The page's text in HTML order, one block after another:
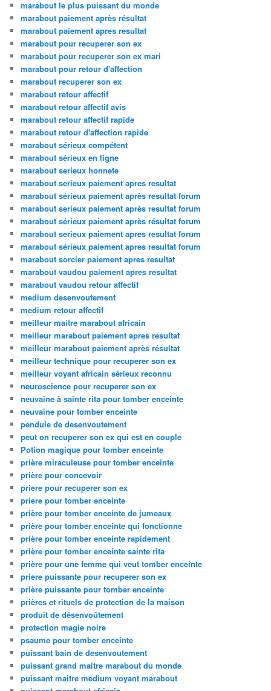
marabout le plus puissant du monde
marabout paiement après résultat
marabout paiement apres resultat
marabout pour recuperer son ex
marabout pour recuperer son ex mari
marabout pour retour d'affection
marabout recuperer son ex
marabout retour affectif
marabout retour affectif avis
marabout retour affectif rapide
marabout retour d'affection rapide
marabout sérieux compétent
marabout sérieux en ligne
marabout serieux honnete
marabout serieux paiement apres resultat
marabout sérieux paiement après resultat forum
marabout serieux paiement après resultat forum
marabout sérieux paiement après résultat forum
marabout serieux paiement apres resultat forum
marabout sérieux paiement apres resultat forum
marabout sorcier paiement apres resultat
marabout vaudou paiement apres resultat
marabout vaudou retour affectif
medium desenvoutement
medium retour affectif
meilleur maitre marabout africain
meilleur marabout paiement apres resultat
meilleur marabout paiement après résultat
meilleur technique pour recuperer son ex
meilleur voyant africain sérieux reconnu
neuroscience pour recuperer son ex
neuvaine à sainte rita pour tomber enceinte
neuvaine pour tomber enceinte
pendule de desenvoutement
peut on recuperer son ex qui est en couple
Potion magique pour tomber enceinte
prière miraculeuse pour tomber enceinte
prière pour concevoir
priere pour recuperer son ex
priere pour tomber enceinte
prière pour tomber enceinte de jumeaux
prière pour tomber enceinte qui fonctionne
prière pour tomber enceinte rapidement
prière pour tomber enceinte sainte rita
prière pour une femme qui veut tomber enceinte
priere puissante pour recuperer son ex
prière puissante pour tomber enceinte
prières et rituels de protection de la maison
produit de désenvoûtement
protection magie noire
psaume pour tomber enceinte
puissant bain de desenvoutement
puissant grand maitre marabout du monde
puissant maitre medium voyant marabout